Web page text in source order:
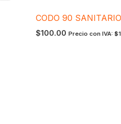
CODO 90
$100.00 Precio con IVA: $